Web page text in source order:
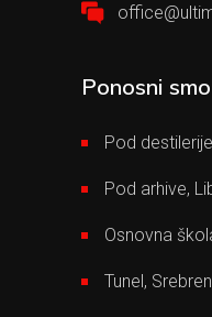
Ponosni
Pod
Pod arhive,
Osnovna
Tunel,